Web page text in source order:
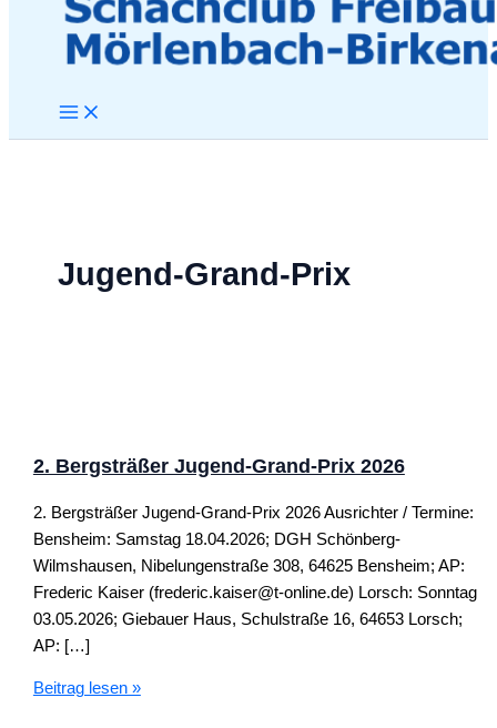
Jugend-Grand-Prix
2. Bergsträßer Jugend-Grand-Prix 2026
2. Bergsträßer Jugend-Grand-Prix 2026 Ausrichter / Termine:
Bensheim: Samstag 18.04.2026; DGH Schönberg-
Wilmshausen, Nibelungenstraße 308, 64625 Bensheim; AP:
Frederic Kaiser (frederic.kaiser@t-online.de) Lorsch: Sonntag
03.05.2026; Giebauer Haus, Schulstraße 16, 64653 Lorsch;
AP: […]
2.
Beitrag lesen »